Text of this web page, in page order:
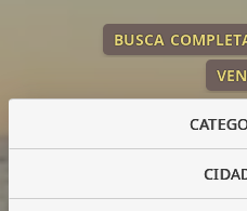
BUSCA